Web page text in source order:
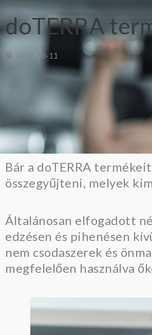
doTERRA
2023-10-11
Bár a doTERRA
összegyűjteni, melyek
Általánosan elfogadott
edzésen és pihenésen
nem csodaszerek és
megfelelően használva